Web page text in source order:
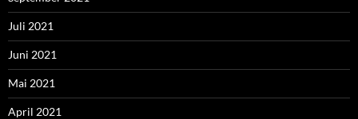
Juli 2021
Juni 2021
Mai 2021
April 2021